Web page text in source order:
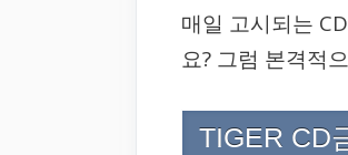
매일 고시되는
요? 그럼 본격적
TIGER CD